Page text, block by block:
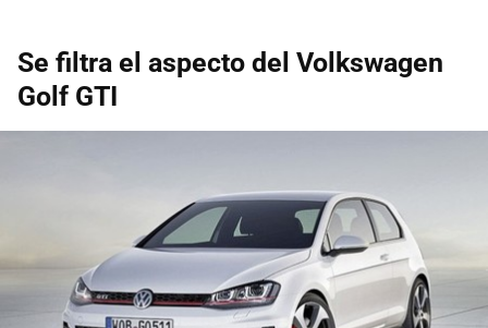
Se filtra el aspecto del Volkswagen
Golf GTI